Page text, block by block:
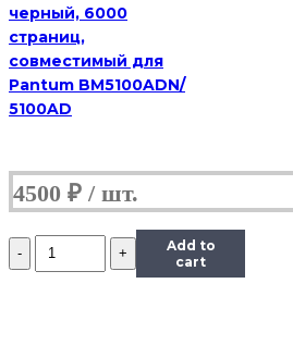
черный, 6000
страниц,
совместимый для
Pantum BM5100ADN/
5100AD
4500 ₽
Количество
Картридж
Add to
cart